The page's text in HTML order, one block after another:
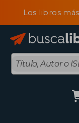
Los libros